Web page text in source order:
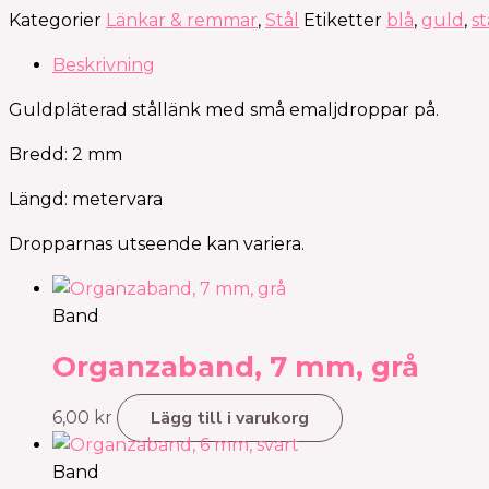
Kategorier Länkar & remmar, Stål Etiketter blå, guld ,
Beskrivning
Guldpläterad stållänk med små emaljdroppar på.
Bredd: 2 mm
Längd: metervara
Dropparnas utseende kan variera.
Band
Organzaband, 7 mm, grå
6,00 kr Lägg till i varukorg
Band